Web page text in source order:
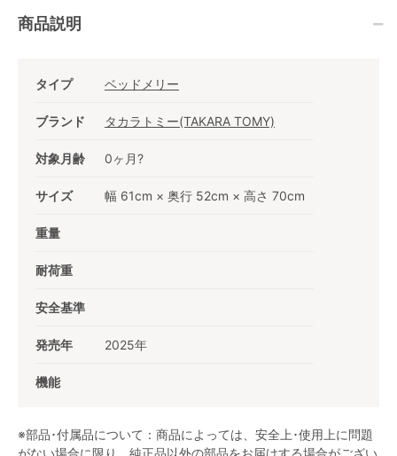
商品説明
タイプ ベッドメリー
ブランド タカラトミー(TAKARA TOMY)
対象月齢 0ヶ月?
サイズ 幅 61cm × 奥行 52cm × 高さ 70cm
重量
耐荷重
安全基準
発売年 2025年
機能
※部品･付属品について：商品によっては、安全上･使用上に問題